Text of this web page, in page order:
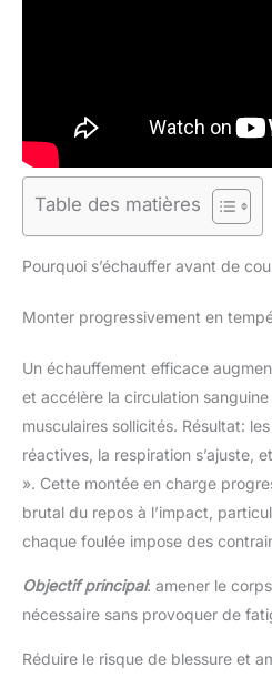
Table des matières
Pourquoi s’échauffer avant de
Monter progressivement en
Un échauffement efficace
et accélère la circulation
musculaires sollicités. Résultat:
réactives, la respiration s’ajuste,
». Cette montée en charge
brutal du repos à l’impact,
chaque foulée impose des
Objectif principal: amener le
nécessaire sans provoquer de
Réduire le risque de blessure et